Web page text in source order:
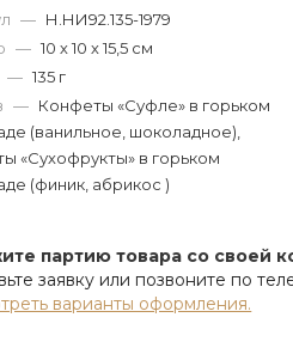
— Н.НИ92.135-1979
— 10 х 10 х 15,5 см
— 135 г
— Конфеты «Суфле» в горьком
(ванильное, шоколадное),
«Сухофрукты» в горьком
(финик, абрикос )
партию товара со своей
заявку или позвоните по
варианты оформления.